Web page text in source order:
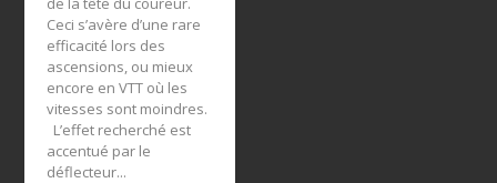
Ceci s’avère d’une rare
efficacité lors des
ascensions, ou mieux
encore en VTT où les
vitesses sont moindres.
L’effet recherché est
accentué par le
déflecteur...